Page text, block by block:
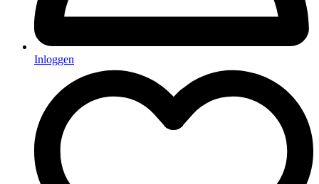
Inloggen